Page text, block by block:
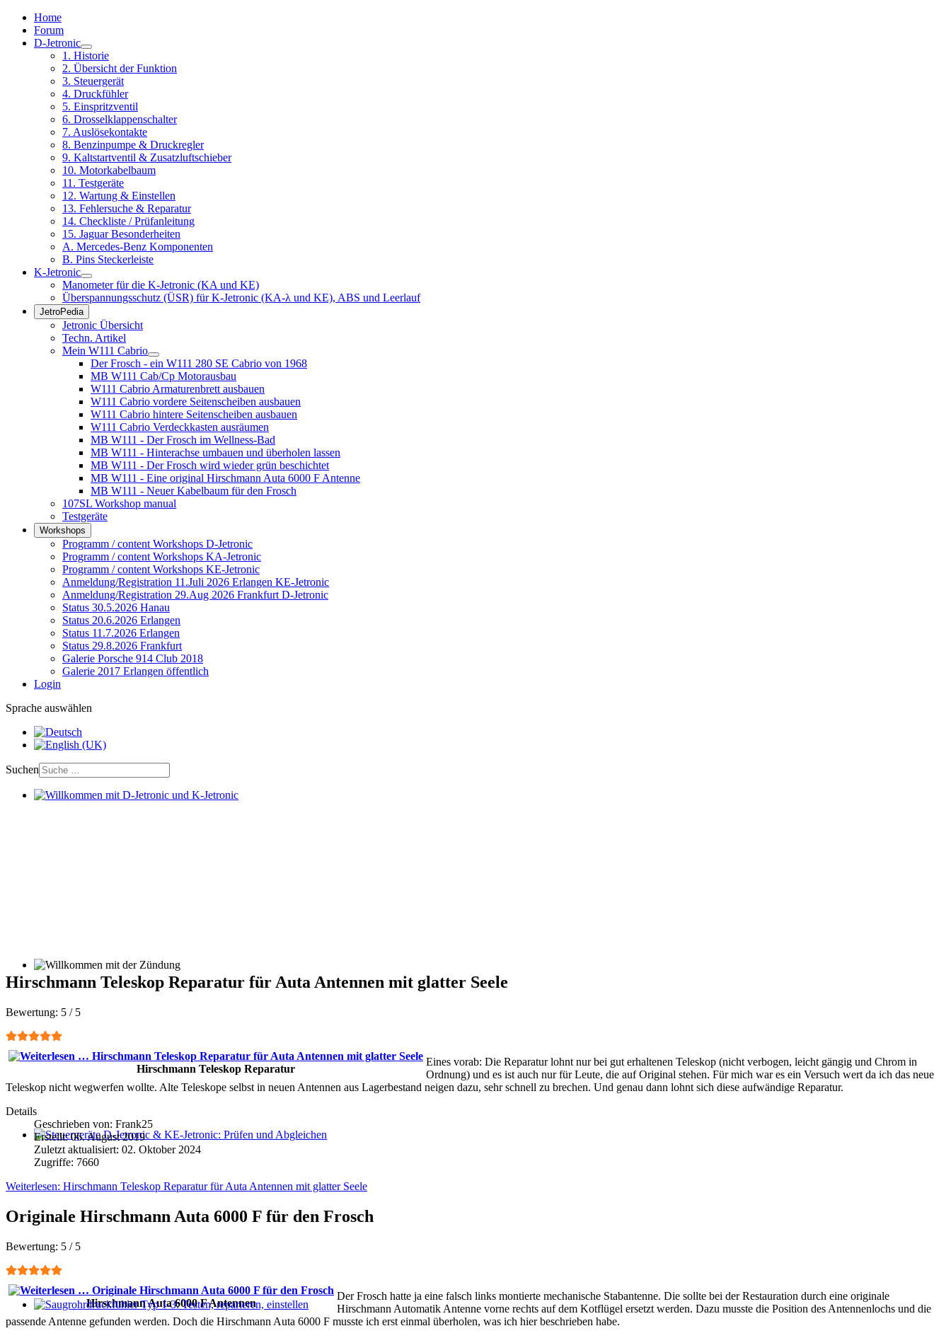
Home
Forum
D-Jetronic
1. Historie
2. Übersicht der Funktion
3. Steuergerät
4. Druckfühler
5. Einspritzventil
6. Drosselklappenschalter
7. Auslösekontakte
8. Benzinpumpe & Druckregler
9. Kaltstartventil & Zusatzluftschieber
10. Motorkabelbaum
11. Testgeräte
12. Wartung & Einstellen
13. Fehlersuche & Reparatur
14. Checkliste / Prüfanleitung
15. Jaguar Besonderheiten
A. Mercedes-Benz Komponenten
B. Pins Steckerleiste
K-Jetronic
Manometer für die K-Jetronic (KA und KE)
Überspannungsschutz (ÜSR) für K-Jetronic (KA-λ und KE), ABS und Leerlauf
JetroPedia
Jetronic Übersicht
Techn. Artikel
Mein W111 Cabrio
Der Frosch - ein W111 280 SE Cabrio von 1968
MB W111 Cab/Cp Motorausbau
W111 Cabrio Armaturenbrett ausbauen
W111 Cabrio vordere Seitenscheiben ausbauen
W111 Cabrio hintere Seitenscheiben ausbauen
W111 Cabrio Verdeckkasten ausräumen
MB W111 - Der Frosch im Wellness-Bad
MB W111 - Hinterachse umbauen und überholen lassen
MB W111 - Der Frosch wird wieder grün beschichtet
MB W111 - Eine original Hirschmann Auta 6000 F Antenne
MB W111 - Neuer Kabelbaum für den Frosch
107SL Workshop manual
Testgeräte
Workshops
Programm / content Workshops D-Jetronic
Programm / content Workshops KA-Jetronic
Programm / content Workshops KE-Jetronic
Anmeldung/Registration 11.Juli 2026 Erlangen KE-Jetronic
Anmeldung/Registration 29.Aug 2026 Frankfurt D-Jetronic
Status 30.5.2026 Hanau
Status 20.6.2026 Erlangen
Status 11.7.2026 Erlangen
Status 29.8.2026 Frankfurt
Galerie Porsche 914 Club 2018
Galerie 2017 Erlangen öffentlich
Login
Sprache auswählen
Suchen
Willkommen mit der Zündung
Steuergeräte D-Jetronic & KE-Jetronic: Prüfen und Abgleichen
Saugrohrdruckfühler Typ 1-3: Testen, reparieren, einstellen
Hirschmann Teleskop Reparatur für Auta Antennen mit glatter Seele
Bewertung: 5 / 5
Hirschmann Teleskop Reparatur
Eines vorab: Die Reparatur lohnt nur bei gut erhaltenen Teleskop (nicht verbogen, leicht gängig und Chrom in
Ordnung) und es ist auch nur für Leute, die auf Original stehen. Für mich war es ein Versuch wert da ich das neue
Teleskop nicht wegwerfen wollte. Alte Teleskope selbst in neuen Antennen aus Lagerbestand neigen dazu, sehr schnell zu brechen. Und genau dann lohnt sich diese aufwändige Reparatur.
Details
Geschrieben von: Frank25
Erstellt: 06. August 2019
Zuletzt aktualisiert: 02. Oktober 2024
Zugriffe: 7660
Weiterlesen: Hirschmann Teleskop Reparatur für Auta Antennen mit glatter Seele
Originale Hirschmann Auta 6000 F für den Frosch
Bewertung: 5 / 5
Hirschmann Auta 6000 F Antennen
Der Frosch hatte ja eine falsch links montierte mechanische Stabantenne. Die sollte bei der Restauration durch eine originale
Hirschmann Automatik Antenne vorne rechts auf dem Kotflügel ersetzt werden. Dazu musste die Position des Antennenlochs und die
passende Antenne gefunden werden. Doch die Hirschmann Auta 6000 F musste ich erst einmal überholen, was ich hier beschrieben habe.